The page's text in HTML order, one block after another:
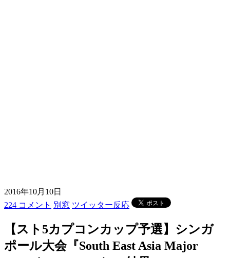
2016年10月10日
224 コメント 別窓 ツイッター反応
【スト5カプコンカップ予選】シンガ
ポール大会『South East Asia Major